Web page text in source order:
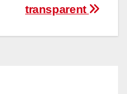
transparent